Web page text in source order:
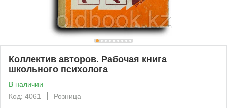
Коллектив авторов. Рабочая книга
школьного психолога
В наличии
Код: 4061
Розница